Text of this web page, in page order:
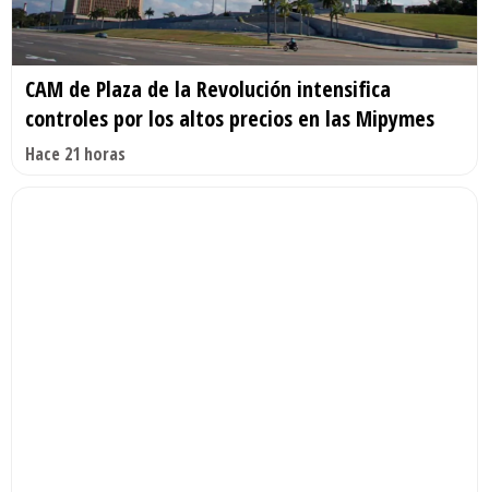
CAM de Plaza de la Revolución intensifica
controles por los altos precios en las Mipymes
Hace 21 horas